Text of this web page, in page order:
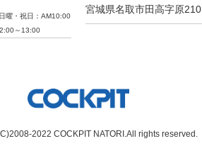
曜・祝日：AM10:00
～13:00
宮城県名取市田高字原210
2022 COCKPIT NATORI.All rights reserved.